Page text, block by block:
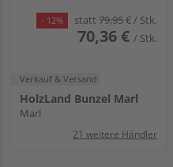
- 12% statt 79,95€/ Stk.
70,36 € / Stk.
Verkauf & Versand
HolzLand Bunzel Marl
Marl
21 weitere Händler